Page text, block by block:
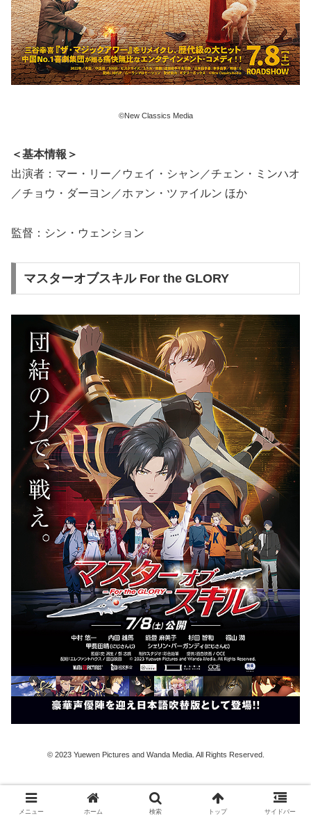
©New Classics Media
＜基本情報＞
出演者：マー・リー／ウェイ・シャン／チェン・ミンハオ
／チョウ・ダーヨン／ホァン・ツァイルン ほか
監督：シン・ウェンション
マスターオブスキル For the GLORY
© 2023 Yuewen Pictures and Wanda Media. All Rights Reserved.
＜基本情報＞
声の出演者：中村悠一／内田雄馬／能登麻美子／杉田智和
メニュー ホーム 検索 トップ サイドバー